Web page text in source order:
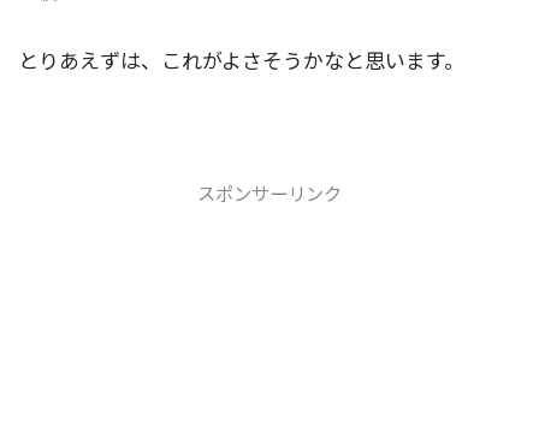
とりあえずは、これがよさそうかなと思います。
スポンサーリンク